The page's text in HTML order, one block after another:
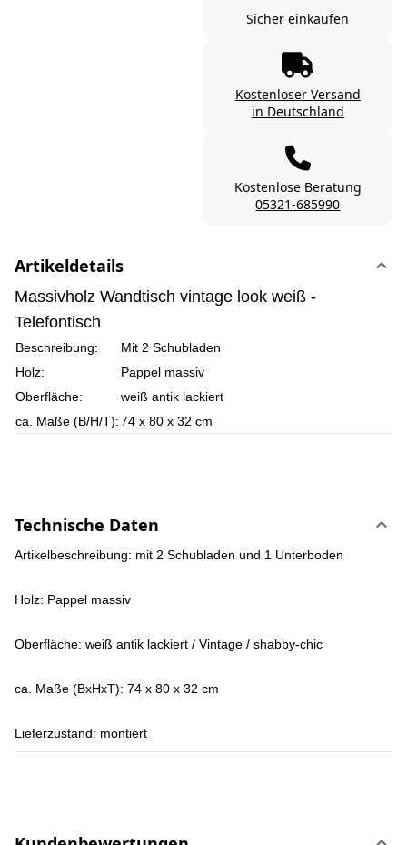
Sicher einkaufen
Kostenloser Versand
in Deutschland
Kostenlose Beratung
05321-685990
Artikeldetails
Massivholz Wandtisch vintage look weiß -
Telefontisch
Beschreibung:
Mit 2 Schubladen
Holz:
Pappel massiv
Oberfläche:
weiß antik lackiert
ca. Maße (B/H/T):74 x 80 x 32 cm
Technische Daten
Artikelbeschreibung: mit 2 Schubladen und 1 Unterboden
Holz: Pappel massiv
Oberfläche: weiß antik lackiert / Vintage / shabby-chic
ca. Maße (BxHxT): 74 x 80 x 32 cm
Lieferzustand: montiert